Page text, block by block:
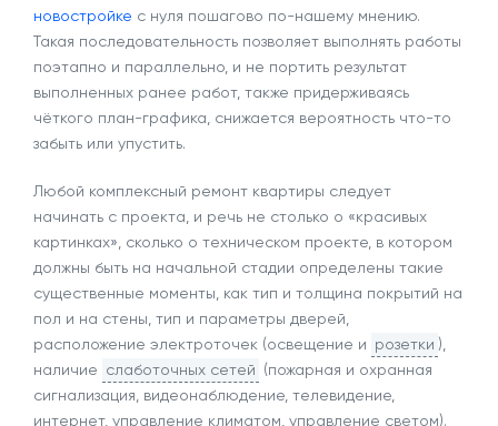
новостройке с нуля пошагово по-нашему мнению.
Такая последовательность позволяет выполнять работы
поэтапно и параллельно, и не портить результат
выполненных ранее работ, также придерживаясь
чёткого план-графика, снижается вероятность что-то
забыть или упустить.
Любой комплексный ремонт квартиры следует
начинать с проекта, и речь не столько о «красивых
картинках», сколько о техническом проекте, в котором
должны быть на начальной стадии определены такие
существенные моменты, как тип и толщина покрытий на
пол и на стены, тип и параметры дверей,
расположение электроточек (освещение и розетки ),
наличие слаботочных сетей (пожарная и охранная
сигнализация, видеонаблюдение, телевидение,
интернет, управление климатом, управление светом).